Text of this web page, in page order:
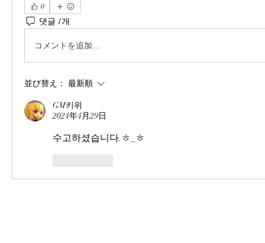
0
댓글 1개
コメントを追加…
並び替え： 最新順
GM키위
2024年4月29日
수고하셨습니다.ㅎ_ㅎ